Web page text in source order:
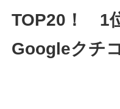
専門サイト
TOP20！ 1
Googleクチ